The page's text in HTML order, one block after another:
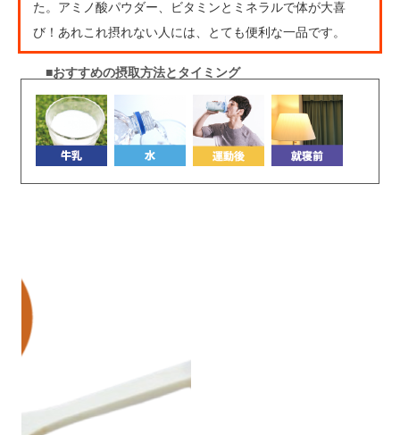
た。アミノ酸パウダー、ビタミンとミネラルで体が大喜
び！あれこれ摂れない人には、とても便利な一品です。
■おすすめの摂取方法とタイミング